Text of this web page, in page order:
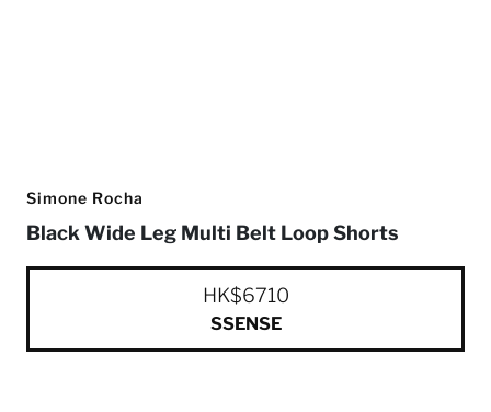
Simone Rocha
Black Wide Leg Multi Belt Loop Shorts
HK$6710
SSENSE